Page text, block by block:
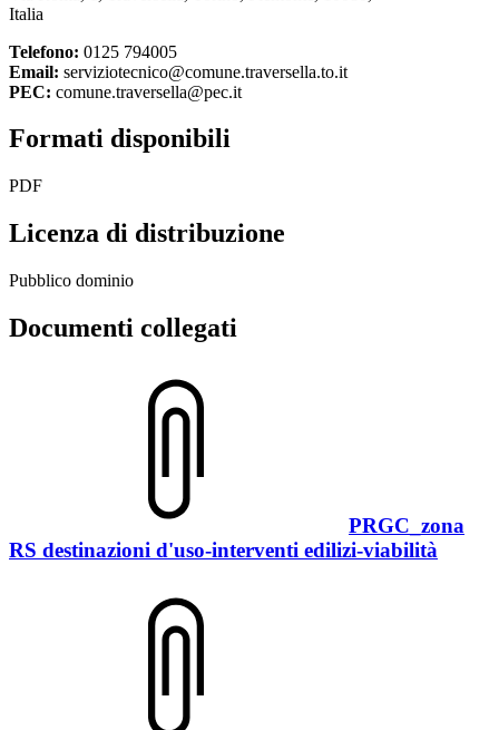
Italia
Telefono: 0125 794005
Email: serviziotecnico@comune.traversella.to.it
PEC: comune.traversella@pec.it
Formati disponibili
PDF
Licenza di distribuzione
Pubblico dominio
Documenti collegati
PRGC_zona
RS destinazioni d'uso-interventi edilizi-viabilità